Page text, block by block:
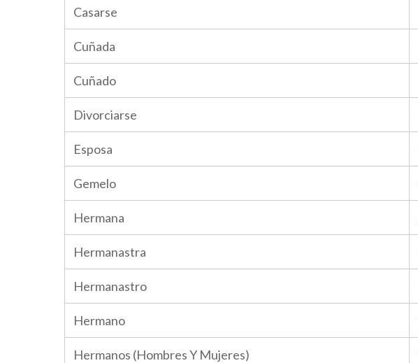
Casarse
Cuñada
Cuñado
Divorciarse
Esposa
Gemelo
Hermana
Hermanastra
Hermanastro
Hermano
Hermanos (Hombres Y Mujeres)